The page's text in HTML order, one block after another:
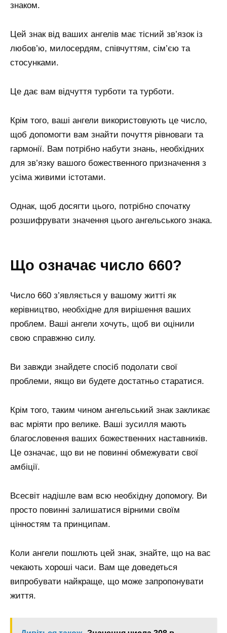
знаком.
Цей знак від ваших ангелів має тісний зв’язок із
любов’ю, милосердям, співчуттям, сім’єю та
стосунками.
Це дає вам відчуття турботи та турботи.
Крім того, ваші ангели використовують це число,
щоб допомогти вам знайти почуття рівноваги та
гармонії. Вам потрібно набути знань, необхідних
для зв’язку вашого божественного призначення з
усіма живими істотами.
Однак, щоб досягти цього, потрібно спочатку
розшифрувати значення цього ангельського знака.
Що означає число 660?
Число 660 з’являється у вашому житті як
керівництво, необхідне для вирішення ваших
проблем. Ваші ангели хочуть, щоб ви оцінили
свою справжню силу.
Ви завжди знайдете спосіб подолати свої
проблеми, якщо ви будете достатньо старатися.
Крім того, таким чином ангельський знак закликає
вас мріяти про велике. Ваші зусилля мають
благословення ваших божественних наставників.
Це означає, що ви не повинні обмежувати свої
амбіції.
Всесвіт надішле вам всю необхідну допомогу. Ви
просто повинні залишатися вірними своїм
цінностям та принципам.
Коли ангели пошлють цей знак, знайте, що на вас
чекають хороші часи. Вам ще доведеться
випробувати найкраще, що може запропонувати
життя.